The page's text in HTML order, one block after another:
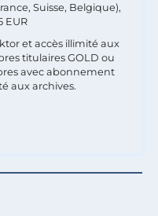
Suisse, Belgique),
EUR
et accès illimité aux
titulaires GOLD ou
avec abonnement
aux archives.